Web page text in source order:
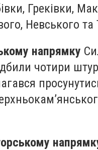
Греківки,
Невського та
напрямку
чотири